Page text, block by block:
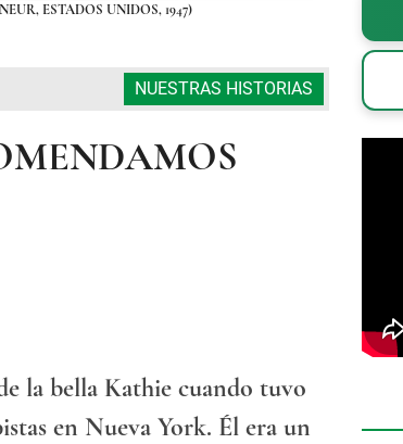
ESTADOS UNIDOS, 1947)
NUESTRAS HISTORIAS
la bella Kathie cuando tuvo
en Nueva York. Él era un